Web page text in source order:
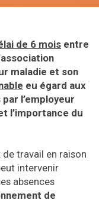
de 6 mois entre
maladie et son
eu égard aux
l’employeur
l’importance du
de travail en raison
intervenir
absences
de